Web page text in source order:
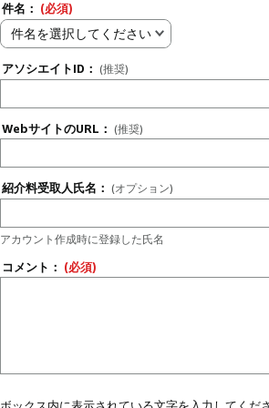
件名： (必須)
件名を選択してください
アソシエイトID： (推奨)
WebサイトのURL： (推奨)
紹介料受取人氏名： (オプション)
アカウント作成時に登録した氏名
コメント： (必須)